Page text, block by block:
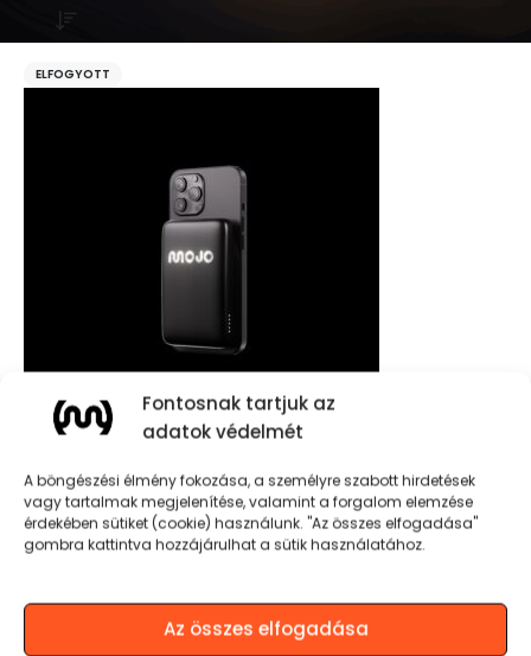
Fontosnak tartjuk az
adatok védelmét
A böngészési élmény fokozása, a személyre szabott hirdetések
vagy tartalmak megjelenítése, valamint a forgalom elemzése
érdekében sütiket (cookie) használunk. "Az összes elfogadása"
gombra kattintva hozzájárulhat a sütik használatához.
Az összes elfogadása
ELFOGYOTT
20.990Ft
TOVÁBB OLVASOM